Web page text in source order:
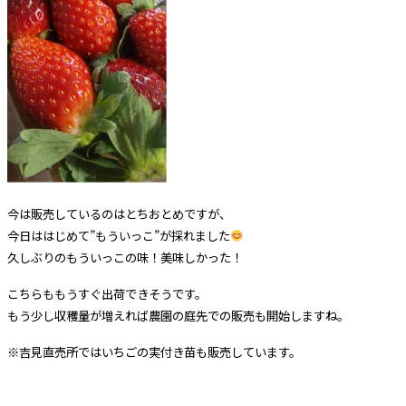
今は販売しているのはとちおとめですが、
今日ははじめて”もういっこ”が採れました
久しぶりのもういっこの味！美味しかった！
こちらももうすぐ出荷できそうです。
もう少し収穫量が増えれば農園の庭先での販売も開始しますね。
※吉見直売所ではいちごの実付き苗も販売しています。